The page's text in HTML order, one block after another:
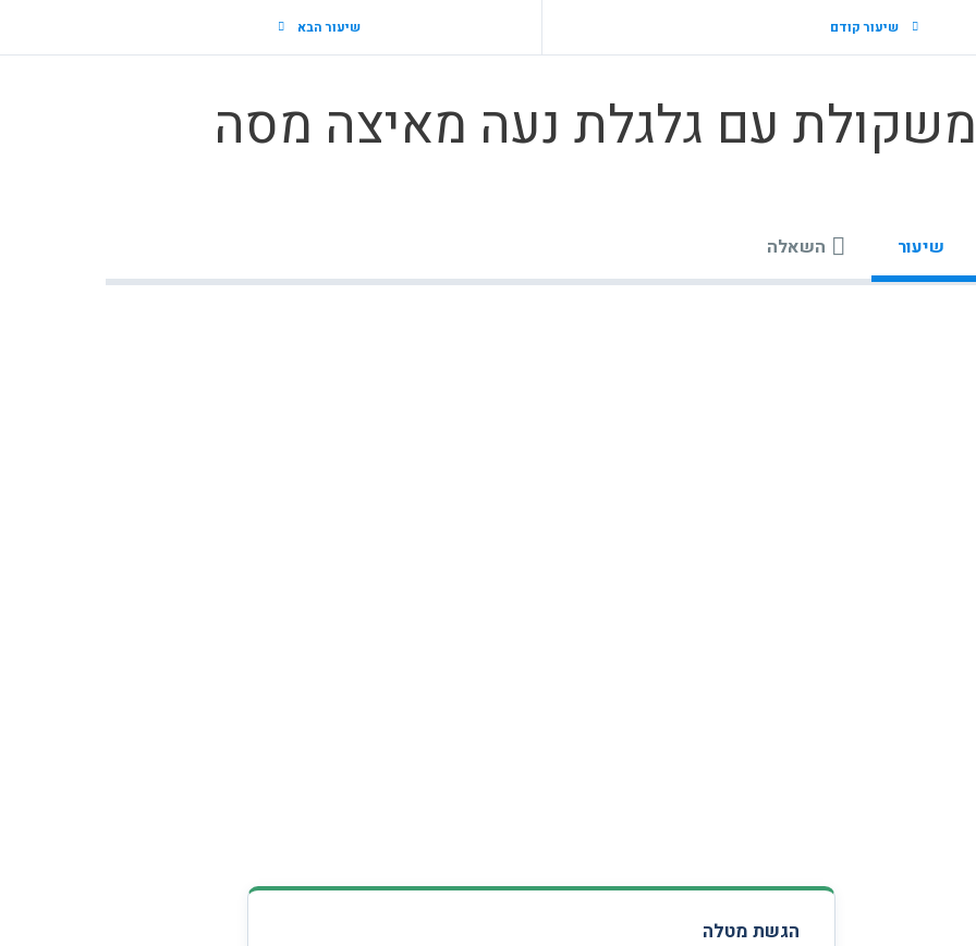
שיעור קודם שיעור הבא
משקולת עם גלגלת נעה מאיצה מסה
שיעור השאלה
הגשת מטלה